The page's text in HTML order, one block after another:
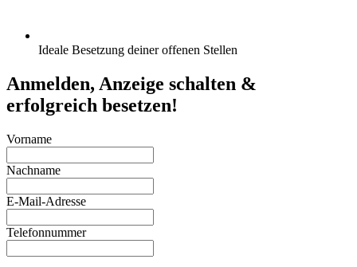
Ideale Besetzung deiner offenen Stellen
Anmelden, Anzeige schalten &
erfolgreich besetzen!
Vorname
Nachname
E-Mail-Adresse
Telefonnummer